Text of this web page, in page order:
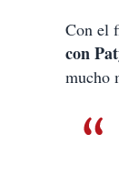
Con el
con
mucho